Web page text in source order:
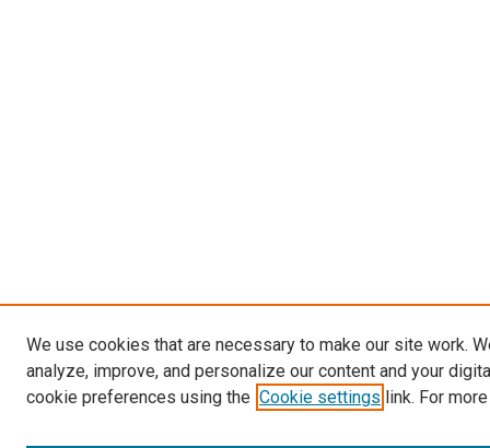
We use cookies that are necessary to make our site work.
analyze, improve, and personalize our content and your
cookie preferences using the Cookie settings link. For